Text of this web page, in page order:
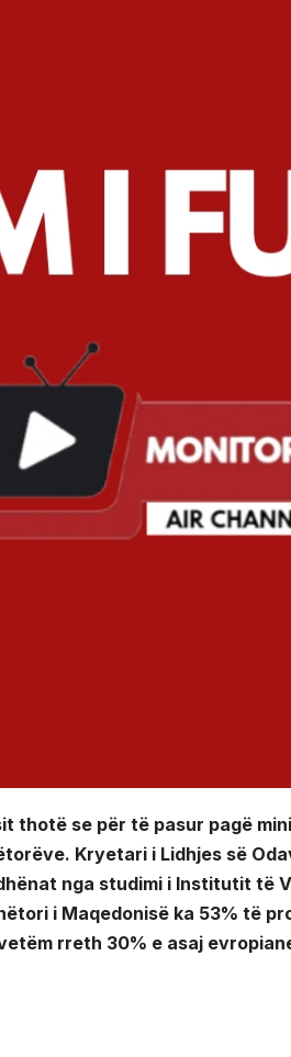
thotë se për të pasur pagë
Kryetari i Lidhjes së
nga studimi i Institutit të
i Maqedonisë ka 53% të
rreth 30% e asaj